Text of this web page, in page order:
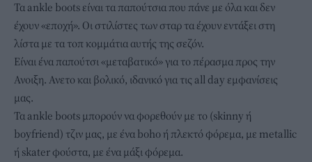
Τα ankle boots είναι τα παπούτσια που πάνε με όλα και δεν
έχουν «εποχή». Οι στιλίστες των σταρ τα έχουν εντάξει στη
λίστα με τα τοπ κομμάτια αυτής της σεζόν.
Είναι ένα παπούτσι «μεταβατικό» για το πέρασμα προς την
Ανοιξη. Ανετο και βολικό, ιδανικό για τις all day εμφανίσεις
μας.
Τα ankle boots μπορούν να φορεθούν με το (skinny ή
boyfriend) τζιν μας, με ένα boho ή πλεκτό φόρεμα, με metallic
ή skater φούστα, με ένα μάξι φόρεμα.